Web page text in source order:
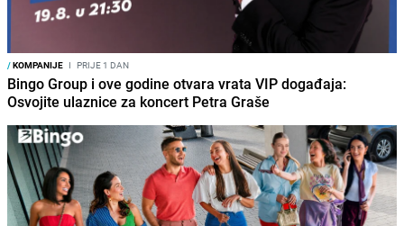
/KOMPANIJE I PRIJE 1 DAN
Bingo Group i ove godine otvara vrata VIP događaja:
Osvojite ulaznice za koncert Petra Graše